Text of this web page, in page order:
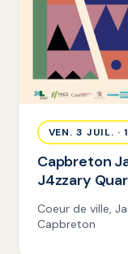
VEN. 3 JUIL. ·
Capbreton
J4zzary
Coeur de ville,
Capbreton